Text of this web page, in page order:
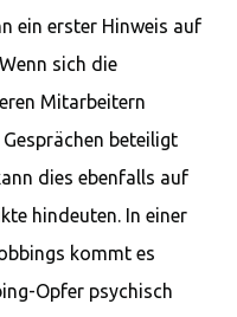
ein erster Hinweis auf
sich die
Mitarbeitern
beteiligt
dies ebenfalls auf
hindeuten. In einer
kommt es
Opfer psychisch